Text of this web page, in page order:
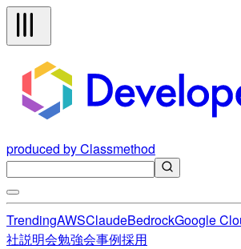
produced by Classmethod
TrendingAWSClaudeBedrockGoogle
社説明会勉強会事例採用